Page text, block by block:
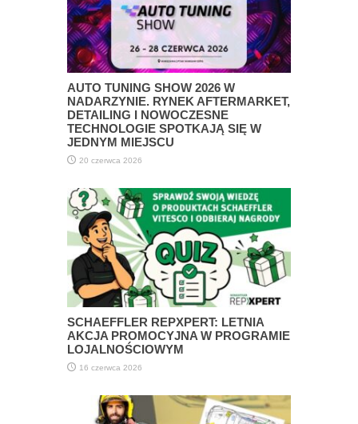
AUTO TUNING SHOW 2026 W
NADARZYNIE. RYNEK AFTERMARKET,
DETAILING I NOWOCZESNE
TECHNOLOGIE SPOTKAJĄ SIĘ W
JEDNYM MIEJSCU
20 czerwca 2026
SCHAEFFLER REPXPERT: LETNIA
AKCJA PROMOCYJNA W PROGRAMIE
LOJALNOŚCIOWYM
16 czerwca 2026